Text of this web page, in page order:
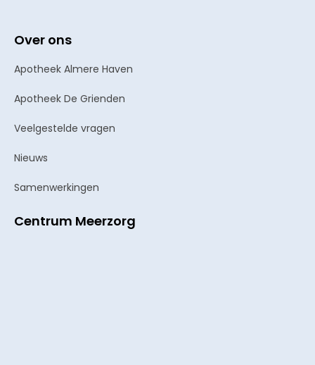
Over ons
Apotheek Almere Haven
Apotheek De Grienden
Veelgestelde vragen
Nieuws
Samenwerkingen
Centrum Meerzorg